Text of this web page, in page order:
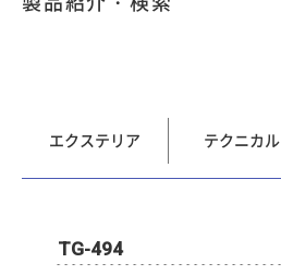
エクステリア テクニカル
TG-494